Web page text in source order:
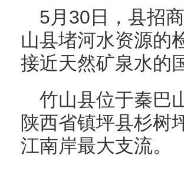
5月30日，县招
山县堵河水资源的
接近天然矿泉水的
竹山县位于秦巴
陕西省镇坪县杉树
江南岸最大支流。